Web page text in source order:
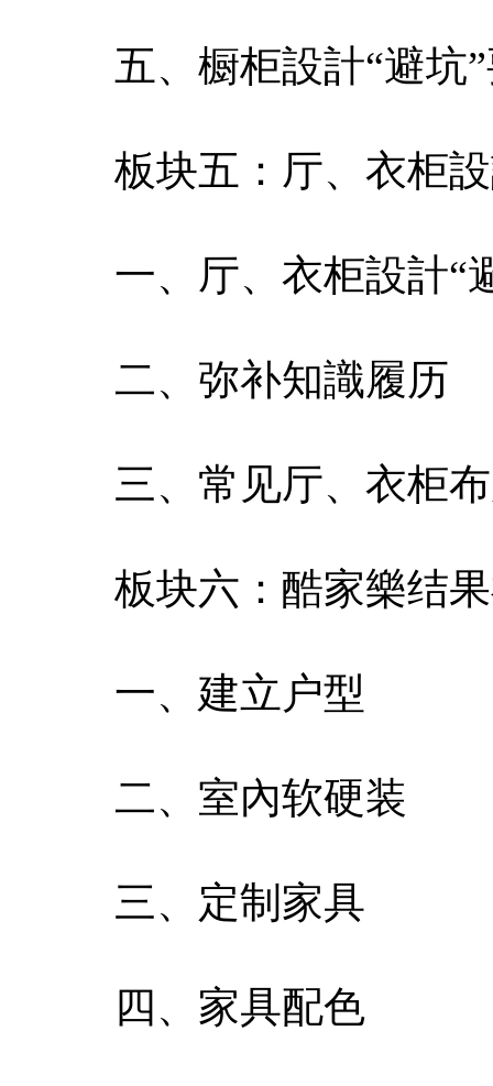
五、橱柜設計“避坑
板块五：厅、衣柜
一、厅、衣柜設計“
二、弥补知識履历
三、常见厅、衣柜
板块六：酷家樂结
一、建立户型
二、室內软硬装
三、定制家具
四、家具配色